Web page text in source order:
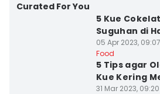
Curated For You
5 Kue
Suguhan di
05 Apr 2023,
Food
5 Tips agar
Kue Kering
31 Mar 2023,